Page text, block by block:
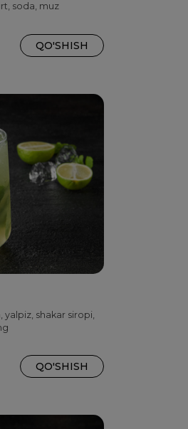
soda, muz
QO'SHISH
yalpiz, shakar siropi,
QO'SHISH